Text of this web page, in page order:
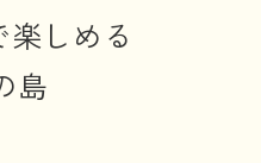
楽しめる
島